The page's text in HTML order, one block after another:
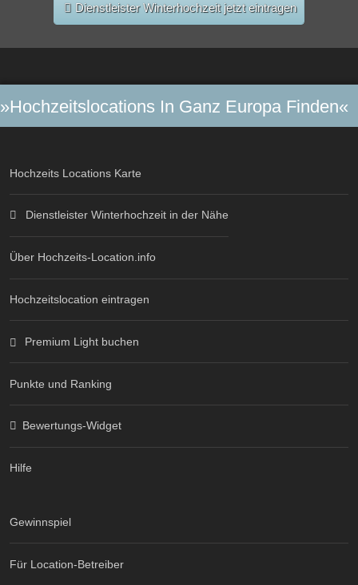
Dienstleister Winterhochzeit jetzt eintragen
»Hochzeitslocations In Ganz Europa Finden«
Hochzeits Locations Karte
Dienstleister Winterhochzeit in der Nähe
Über Hochzeits-Location.info
Hochzeitslocation eintragen
Premium Light buchen
Punkte und Ranking
Bewertungs-Widget
Hilfe
Gewinnspiel
Für Location-Betreiber